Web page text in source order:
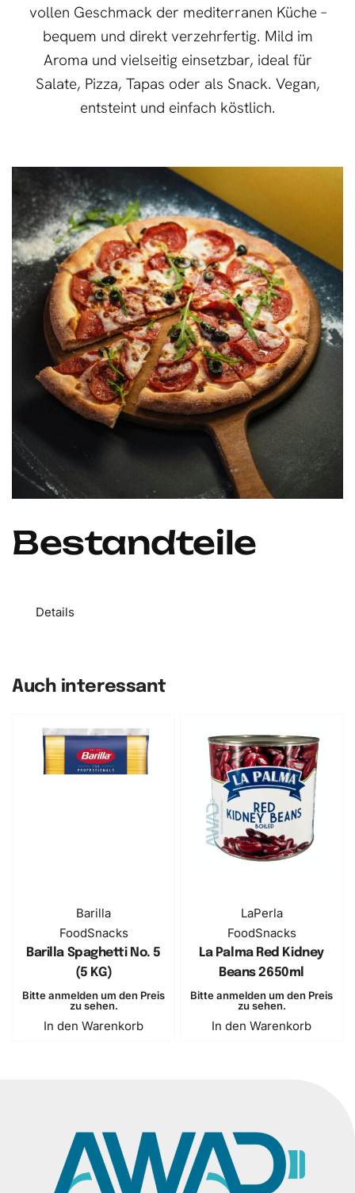
vollen Geschmack der mediterranen Küche –
bequem und direkt verzehrfertig. Mild im
Aroma und vielseitig einsetzbar, ideal für
Salate, Pizza, Tapas oder als Snack. Vegan,
entsteint und einfach köstlich.
Bestandteile
Details
Auch interessant
Barilla
FoodSnacks
Barilla Spaghetti No. 5
(5 KG)
Bitte anmelden um den Preis
zu sehen.
In den Warenkorb
LaPerla
FoodSnacks
La Palma Red Kidney
Beans 2650ml
Bitte anmelden um den Preis
zu sehen.
In den Warenkorb